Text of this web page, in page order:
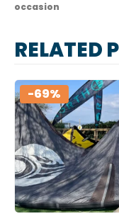
occasion
RELATED
-69%